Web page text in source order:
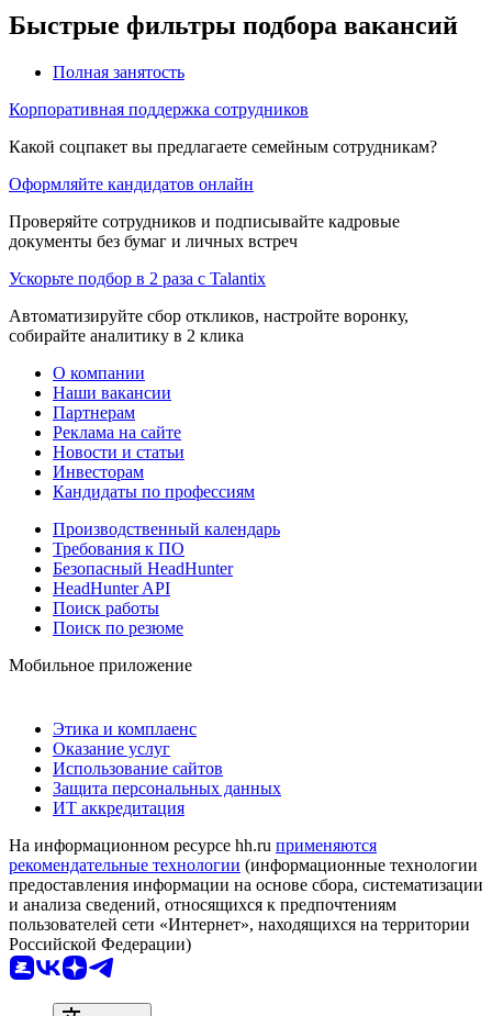
Быстрые фильтры подбора вакансий
Полная занятость
Корпоративная поддержка сотрудников
Какой соцпакет вы предлагаете семейным сотрудникам?
Оформляйте кандидатов онлайн
Проверяйте сотрудников и подписывайте кадровые
документы без бумаг и личных встреч
Ускорьте подбор в 2 раза с Talantix
Автоматизируйте сбор откликов, настройте воронку,
собирайте аналитику в 2 клика
О компании
Наши вакансии
Партнерам
Реклама на сайте
Новости и статьи
Инвесторам
Кандидаты по профессиям
Производственный календарь
Требования к ПО
Безопасный HeadHunter
HeadHunter API
Поиск работы
Поиск по резюме
Мобильное приложение
Этика и комплаенс
Оказание услуг
Использование сайтов
Защита персональных данных
ИТ аккредитация
На информационном ресурсе hh.ru применяются
рекомендательные технологии (информационные технологии
предоставления информации на основе сбора, систематизации
и анализа сведений, относящихся к предпочтениям
пользователей сети «Интернет», находящихся на территории
Российской Федерации)